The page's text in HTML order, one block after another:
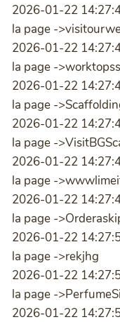
2026-01-22
la page -
2026-01-22
la page -
2026-01-22
la page -
2026-01-22
la page -
2026-01-22
la page -
2026-01-22
la page -
2026-01-22
la page ->rekjhg
2026-01-22
la page -
2026-01-22